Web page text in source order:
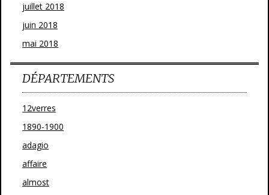
juillet 2018
juin 2018
mai 2018
DÉPARTEMENTS
12verres
1890-1900
adagio
affaire
almost